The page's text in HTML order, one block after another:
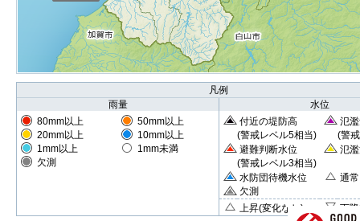
凡例
雨量
80mm以上
50mm以上
20mm以上
10mm以上
1mm以上
1mm未満
欠測
水位
付近の堤防高
(警戒レベル5相当)
氾
(警
避難判断水位
(警戒レベル3相当)
氾
水防団待機水位
通常
欠測
上昇(変化なし)
下